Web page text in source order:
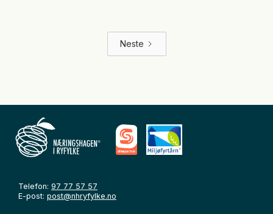
Neste
Telefon: 97 77 57 57
E-post: post@nhryfylke.no